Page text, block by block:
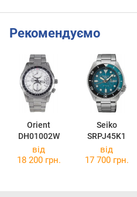
Рекомендуємо
Orient
DH01002W
Seiko
SRPJ45K1
від
18 200 грн.
від
17 700 грн.